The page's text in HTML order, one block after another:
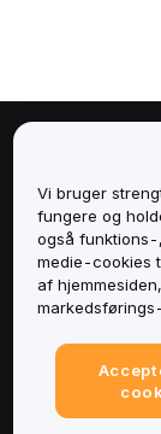
Tjenester
Support
Juridisk
Vi bruger
fungere og
også
medie-cookies
af